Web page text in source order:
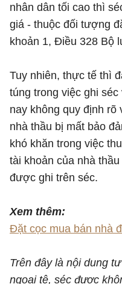
nhân dân tối cao thì
giá - thuộc đối tượng
khoản 1, Điều 328 Bộ
Tuy nhiên, thực tế thì
túng trong việc ghi
nay không quy định rõ
nhà thầu bị mất bảo
khó khăn trong việc
tài khoản của nhà
được ghi trên séc.
Xem thêm:
Đặt cọc mua bán nhà
Trên đây là nội dung
ngoại tệ, séc được